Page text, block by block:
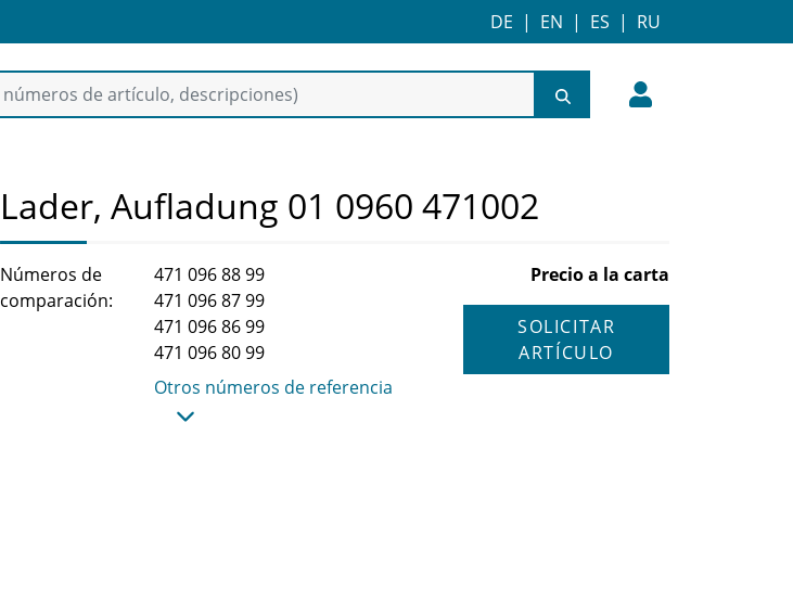
DE | EN | ES | RU
Lader, Aufladung 01 0960 471002
Precio a la carta
SOLICITAR
ARTÍCULO
Números de
comparación:
471 096 88 99
471 096 87 99
471 096 86 99
471 096 80 99
Otros números de referencia